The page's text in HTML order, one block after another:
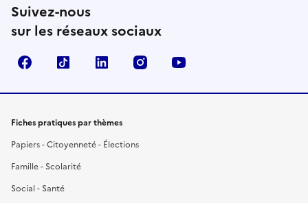
Suivez-nous
sur les réseaux sociaux
FacebookTikTok LinkedIn Instagram
Fiches pratiques par thèmes
Papiers - Citoyenneté - Élections
Famille - Scolarité
Social - Santé